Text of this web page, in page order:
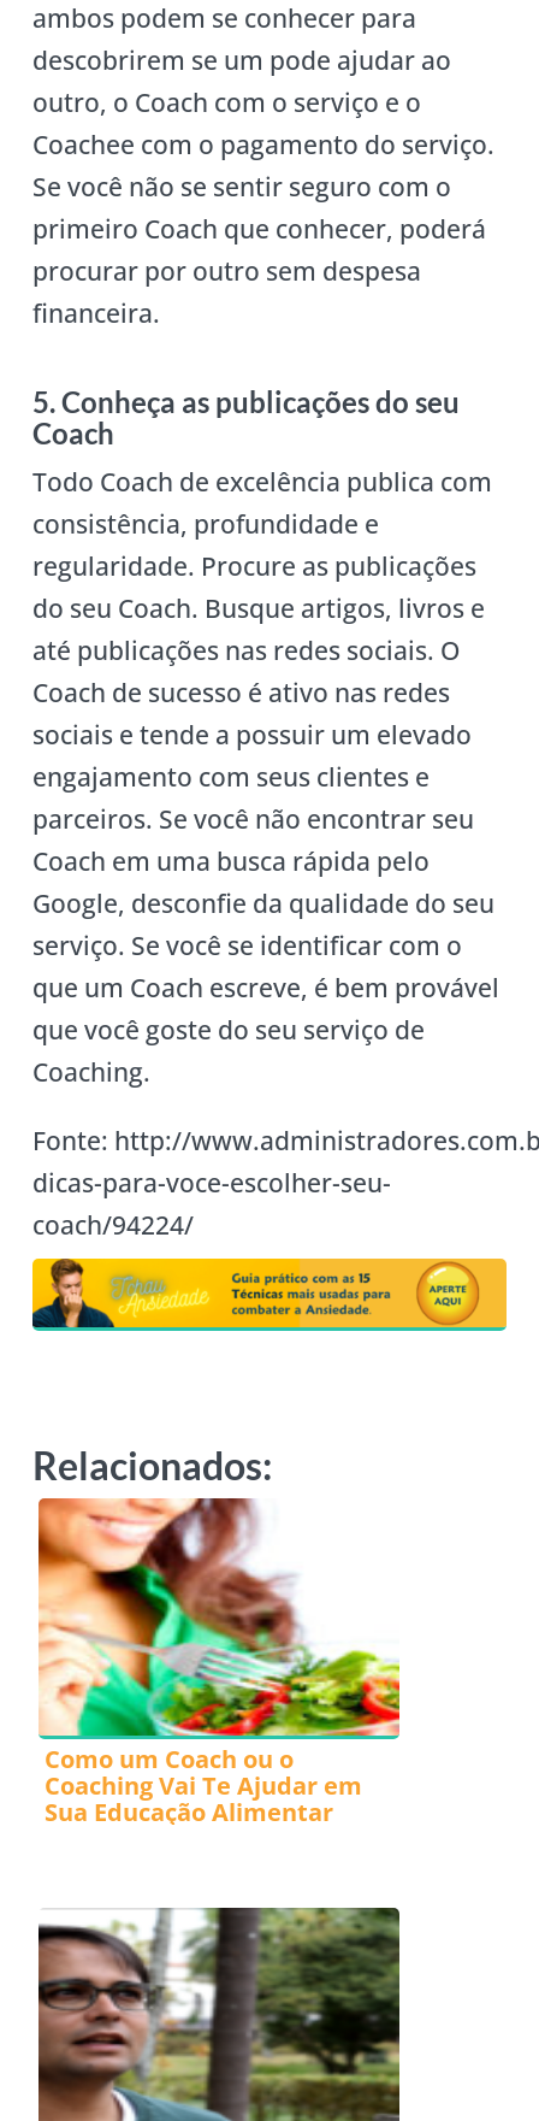
ambos podem se conhecer para
descobrirem se um pode ajudar ao
outro, o Coach com o serviço e o
Coachee com o pagamento do serviço.
Se você não se sentir seguro com o
primeiro Coach que conhecer, poderá
procurar por outro sem despesa
financeira.
5. Conheça as publicações do seu
Coach
Todo Coach de excelência publica com
consistência, profundidade e
regularidade. Procure as publicações
do seu Coach. Busque artigos, livros e
até publicações nas redes sociais. O
Coach de sucesso é ativo nas redes
sociais e tende a possuir um elevado
engajamento com seus clientes e
parceiros. Se você não encontrar seu
Coach em uma busca rápida pelo
Google, desconfie da qualidade do seu
serviço. Se você se identificar com o
que um Coach escreve, é bem provável
que você goste do seu serviço de
Coaching.
Fonte: http://
dicas-para-voce-escolher-seu-
coach/94224/
Relacionados:
Como um Coach ou o
Coaching Vai Te Ajudar em
Sua Educação Alimentar